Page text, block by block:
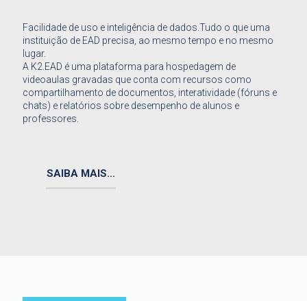
Facilidade de uso e inteligência de dados.Tudo o que uma
instituição de EAD precisa, ao mesmo tempo e no mesmo
lugar.
A K2.EAD é uma plataforma para hospedagem de
videoaulas gravadas que conta com recursos como
compartilhamento de documentos, interatividade (fóruns e
chats) e relatórios sobre desempenho de alunos e
professores.
SAIBA MAIS...